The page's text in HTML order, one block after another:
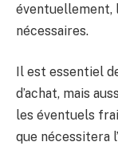
éventuellement,
nécessaires.
Il est essentiel
d’achat, mais
les éventuels
que nécessitera